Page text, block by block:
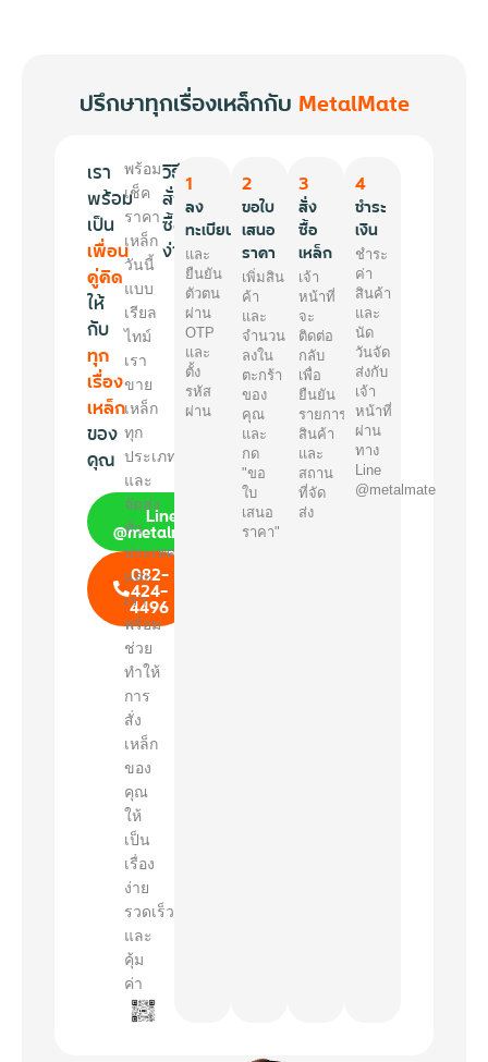
ปรึกษาทุกเรื่องเหล็กกับ MetalMate
เรา
พร้อม
เป็น
เพื่อน
คู่คิด
ให้
กับ
ทุก
เรื่อง
เหล็ก
ของ
คุณ
Line
@metalmate
082-
424-
4496
พร้อม
เช็ค
ราคา
เหล็ก
วันนี้
แบบ
เรียล
ไทม์
เรา
ขาย
เหล็ก
ทุก
ประเภท
และ
จัดส่ง
ทั่ว
ประเทศ
และ
เรา
พร้อม
ช่วย
ทำให้
การ
สั่ง
เหล็ก
ของ
คุณ
ให้
เป็น
เรื่อง
ง่าย
รวดเร็ว
และ
คุ้ม
ค่า
วิธี
สั่ง
ซื้อ
ง่ายๆ
1
ลง
ทะเบียน
และ
ยืนยัน
ตัวตน
ผ่าน
OTP
และ
ตั้ง
รหัส
ผ่าน
2
ขอใบ
เสนอ
ราคา
เพิ่มสิน
ค้า
และ
จำนวน
ลงใน
ตะกร้า
ของ
คุณ
และ
กด
"ขอ
ใบ
เสนอ
ราคา"
3
สั่ง
ซื้อ
เหล็ก
เจ้า
หน้าที่
จะ
ติดต่อ
กลับ
เพื่อ
ยืนยัน
รายการ
สินค้า
และ
สถาน
ที่จัด
ส่ง
4
ชำระ
เงิน
ชำระ
ค่า
สินค้า
และ
นัด
วันจัด
ส่งกับ
เจ้า
หน้าที่
ผ่าน
ทาง
Line
@metalmate